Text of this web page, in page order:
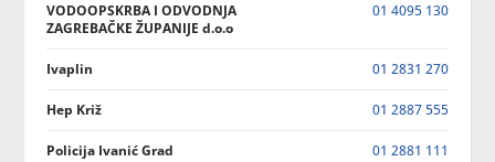
VODOOPSKRBA I ODVODNJA
ZAGREBAČKE ŽUPANIJE d.o.o
01 4095 130
Ivaplin 01 2831 270
Hep Križ 01 2887 555
Policija Ivanić Grad 01 2881 111